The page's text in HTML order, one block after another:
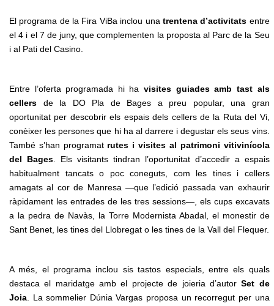
El programa de la Fira ViBa inclou una trentena d’activitats entre
el 4 i el 7 de juny, que complementen la proposta al Parc de la Seu
i al Pati del Casino.
Entre l’oferta programada hi havisites guiades amb tast als
cellers de la DO Pla de Bages a preu popular, una gran
oportunitat per descobrir els espais dels cellers de la Ruta del Vi,
conèixer les persones que hi ha al darrere i degustar els seus vins.
També s’han programat rutes i visites al patrimoni vitivinícola
del Bages. Els visitants tindran l’oportunitat d’accedir a espais
habitualment tancats o poc coneguts, com les tines i cellers
amagats al cor de Manresa —que l’edició passada van exhaurir
ràpidament les entrades de les tres sessions—, els cups excavats
a la pedra de Navàs, la Torre Modernista Abadal, el monestir de
Sant Benet, les tines del Llobregat o les tines de la Vall del Flequer.
A més, el programa inclou sis tastos especials, entre els quals
destaca el maridatge amb el projecte de joieria d’autorSet de
Joia . La sommelier Dúnia Vargas proposa un recorregut per una